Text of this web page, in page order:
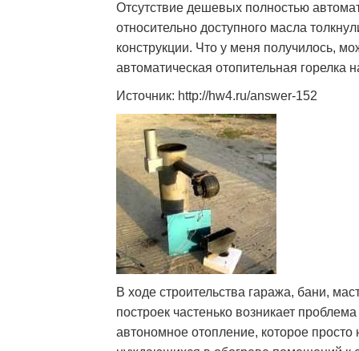
Отсутствие дешевых полностью
относительно доступного масла
конструкции. Что у меня получилось,
автоматическая отопительная горелка
Источник: http://hw4.ru/answer-152
В ходе строительства гаража, бани,
построек частенько возникает
автономное отопление, которое